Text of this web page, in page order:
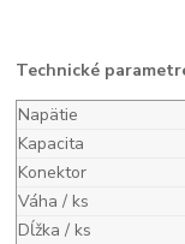
Technické
Napätie
Kapacita
Konektor
Váha / ks
Dĺžka / ks